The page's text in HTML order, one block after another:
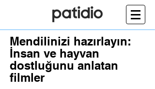
Mendilinizi hazırlayın:
İnsan ve hayvan
dostluğunu anlatan
filmler